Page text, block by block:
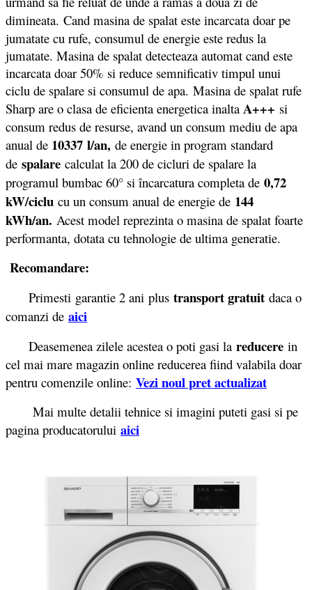
dimineata. Cand masina de spalat este incarcata doar pe
jumatate cu rufe, consumul de energie este redus la
jumatate. Masina de spalat detecteaza automat cand este
incarcata doar 50% si reduce semnificativ timpul unui
ciclu de spalare si consumul de apa. Masina de spalat rufe
Sharp are o clasa de eficienta energetica inalta A+++ si
consum redus de resurse, avand un consum mediu de apa
anual de 10337 l/an, de energie in program standard
de spalare calculat la 200 de cicluri de spalare la
programul bumbac 60° si încarcatura completa de 0,72
kW/ciclu cu un consum anual de energie de 144
kWh/an. Acest model reprezinta o masina de spalat foarte
performanta, dotata cu tehnologie de ultima generatie.
Recomandare:
Primesti garantie 2 ani plus transport gratuit daca o
comanzi de aici
Deasemenea zilele acestea o poti gasi la reducere in
cel mai mare magazin online reducerea fiind valabila doar
pentru comenzile online: Vezi noul pret actualizat
Mai multe detalii tehnice si imagini puteti gasi si pe
pagina producatorului aici